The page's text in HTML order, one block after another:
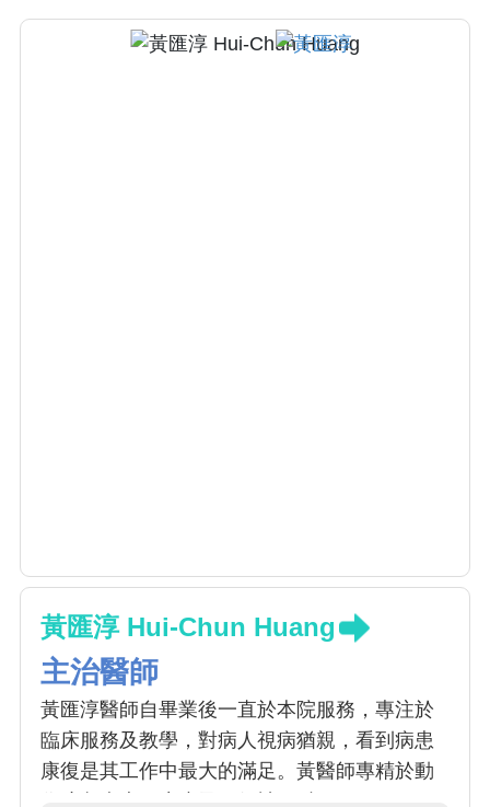
(BAP)年輕臨床研究者獎，國際脂肪酸研究學會
黃匯淳 Hui-Chun Huang
主治醫師
黃匯淳醫師自畢業後一直於本院服務，專注於
臨床服務及教學，對病人視病猶親，看到病患
康復是其工作中最大的滿足。黃醫師專精於動